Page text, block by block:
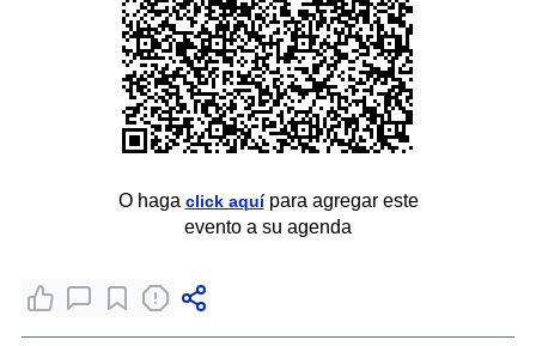
O haga click aquípara agregar este
evento a su agenda